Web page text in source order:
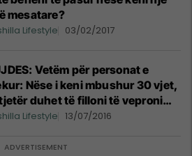
mesatare?
Lifestyle 03/02/2017
Vetëm për personat e
Nëse i keni mbushur 30 vjet,
duhet të filloni të veproni
Lifestyle 13/07/2016